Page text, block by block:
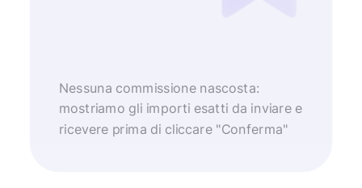
Nessuna commissione nascosta:
mostriamo gli importi esatti da inviare e
ricevere prima di cliccare "Conferma"